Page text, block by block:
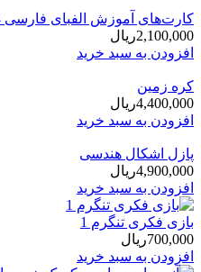
کارت‌های آموزش الفبای فارسی 4- سری ضمه
2,100,000ریال
افزودن به سبد خرید
کره زمین
4,400,000ریال
افزودن به سبد خرید
پازل اشکال هندسی
4,900,000ریال
افزودن به سبد خرید
بازی فكری تنگرم 1
700,000ریال
افزودن به سبد خرید